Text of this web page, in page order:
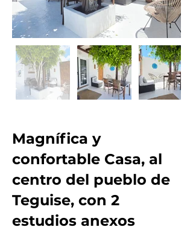
Magnífica y
confortable Casa, al
centro del pueblo de
Teguise, con 2
estudios anexos